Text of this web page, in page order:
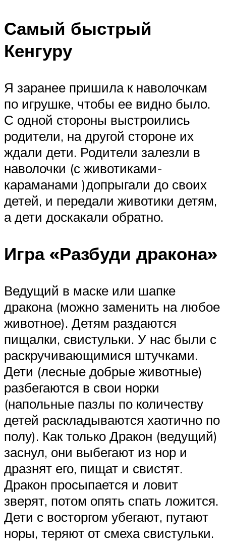
Самый быстрый
Кенгуру
Я заранее пришила к наволочкам
по игрушке, чтобы ее видно было.
С одной стороны выстроились
родители, на другой стороне их
ждали дети. Родители залезли в
наволочки (с животиками-
караманами )допрыгали до своих
детей, и передали животики детям,
а дети доскакали обратно.
Игра «Разбуди дракона»
Ведущий в маске или шапке
дракона (можно заменить на любое
животное). Детям раздаются
пищалки, свистульки. У нас были с
раскручивающимися штучками.
Дети (лесные добрые животные)
разбегаются в свои норки
(напольные пазлы по количеству
детей раскладываются хаотично по
полу). Как только Дракон (ведущий)
заснул, они выбегают из нор и
дразнят его, пищат и свистят.
Дракон просыпается и ловит
зверят, потом опять спать ложится.
Дети с восторгом убегают, путают
норы, теряют от смеха свистульки.